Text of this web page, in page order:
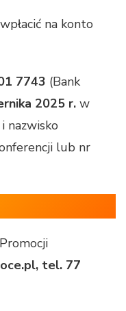
na konto
7743 (Bank
2025 r. w
nazwisko
lub nr
tel. 77